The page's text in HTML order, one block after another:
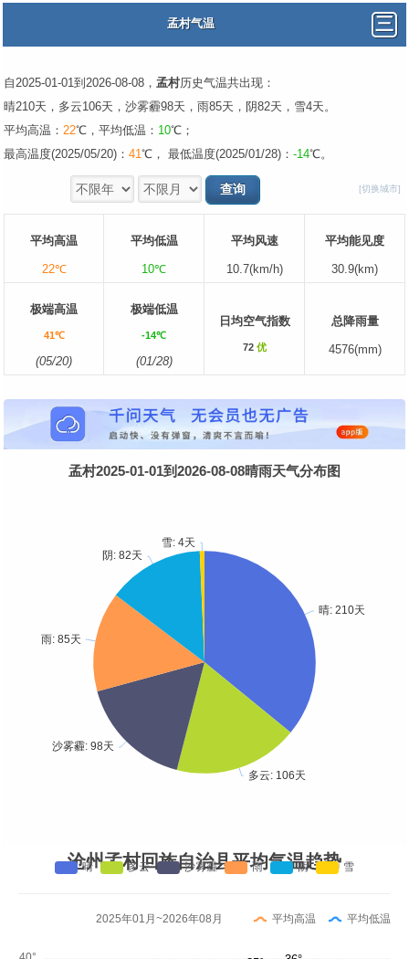
孟村气温
自2025-01-01到2026-08-08， 孟村历史气温共出现：
晴210天，多云106天，沙雾霾98天，雨85天，阴82天，雪4天。
平均高温： 22℃，平均低温： 10℃；
最高温度(2025/05/20)： 41℃， 最低温度(2025/01/28)： -14℃。
[切换城市]
平均高温
22℃
平均低温
10℃
平均风速
10.7(km/h)
平均能见度
30.9(km)
极端高温
41℃
(05/20)
极端低温
-14℃
(01/28)
日均空气指数
72 优
总降雨量
4576(mm)
孟村2025-01-01到2026-08-08晴雨天气分布图
沧州孟村回族自治县平均气温趋势
2025年01月~2026年08月 平均高温 平均低温